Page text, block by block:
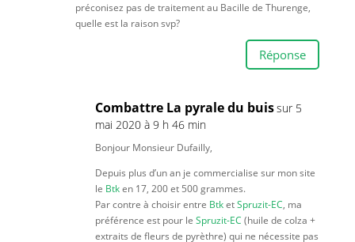
préconisez pas de traitement au Bacille de Thurenge,
quelle est la raison svp?
Réponse
Combattre La pyrale du buissur 5
mai 2020 à 9 h 46 min
Bonjour Monsieur Dufailly,
Depuis plus d’un an je commercialise sur mon site
le Btken 17, 200 et 500 grammes.
Par contre à choisir entre BtketSpruzit-EC, ma
préférence est pour le Spruzit-EC (huile de colza +
extraits de fleurs de pyrèthre) qui ne nécessite pas